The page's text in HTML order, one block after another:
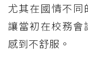
尤其在國情不同
讓當初在校務會
感到不舒服。